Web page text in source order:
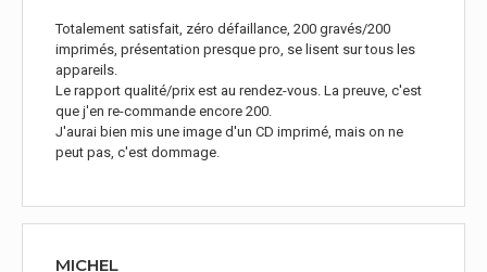
Totalement satisfait, zéro défaillance, 200 gravés/200
imprimés, présentation presque pro, se lisent sur tous les
appareils.
Le rapport qualité/prix est au rendez-vous. La preuve, c'est
que j'en re-commande encore 200.
J'aurai bien mis une image d'un CD imprimé, mais on ne
peut pas, c'est dommage.
MICHEL